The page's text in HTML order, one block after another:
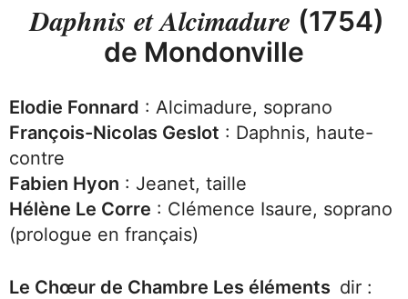
Daphnis et Alcimadure (1754)
de Mondonville
Elodie Fonnard : Alcimadure, soprano
François-Nicolas Geslot : Daphnis, haute-
contre
Fabien Hyon : Jeanet, taille
Hélène Le Corre : Clémence Isaure, soprano
(prologue en français)
Le Chœur de Chambre Les éléments dir :